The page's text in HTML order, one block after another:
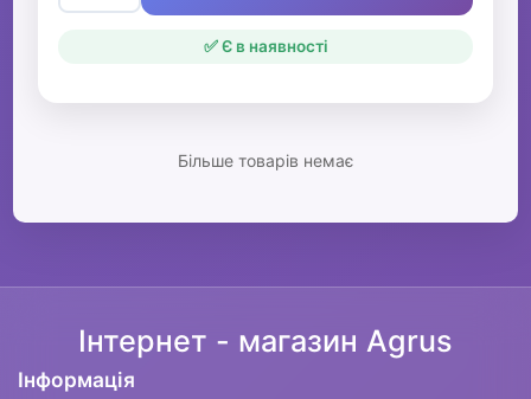
✅ Є в наявності
Більше товарів немає
Інтернет - магазин Agrus
Інформація